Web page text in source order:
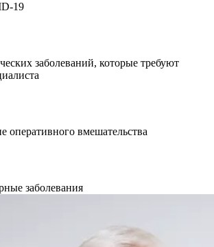
19
заболеваний, которые требуют
оперативного вмешательства
заболевания